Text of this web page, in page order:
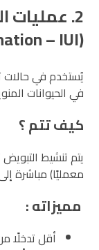
2. عمليات
(Intrauterine Insemination – IUI) :
يُستخدم في حالات
في الحيوانات
كيف تتم ؟
يتم تنشيط
معمليًا) مباشرة
مميزاته :
أقل تدخلًا